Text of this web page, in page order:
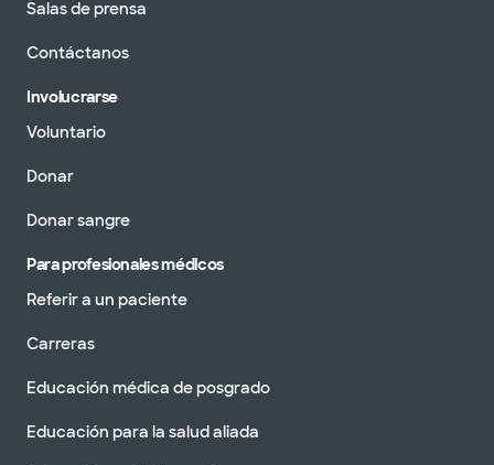
Salas de prensa
Contáctanos
Involucrarse
Voluntario
Donar
Donar sangre
Para profesionales médicos
Referir a un paciente
Carreras
Educación médica de posgrado
Educación para la salud aliada